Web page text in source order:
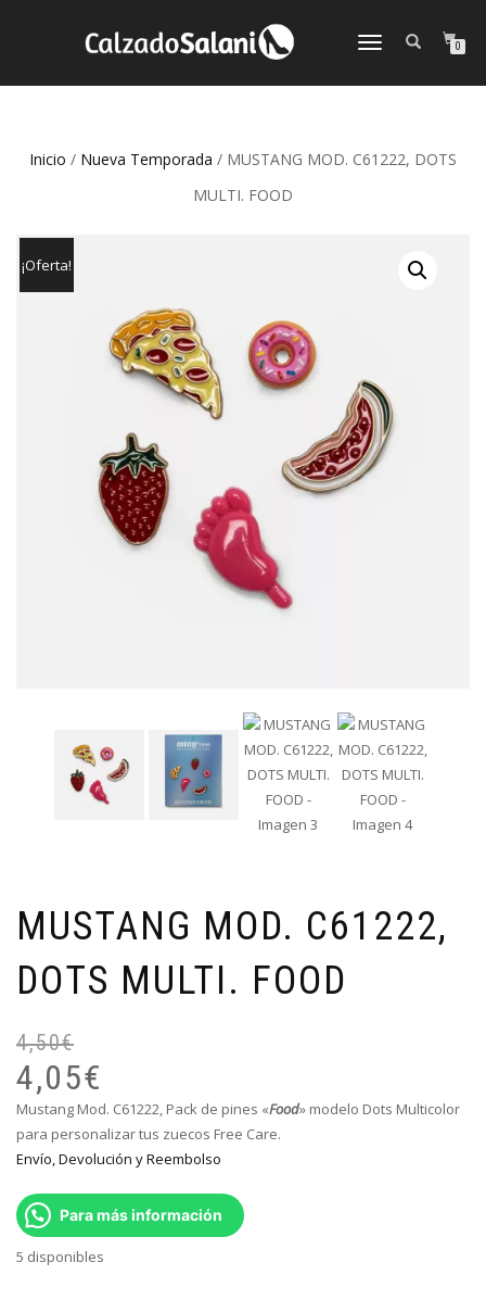
CAMBIAR
0
Inicio / Nueva Temporada / MUSTANG MOD. C61222, DOTS
MULTI. FOOD
¡Oferta!
MUSTANG MOD. C61222,
DOTS MULTI. FOOD
4,50€
4,05€
Mustang Mod. C61222, Pack de pines «Food» modelo Dots Multicolor
para personalizar tus zuecos Free Care.
Envío, Devolución y Reembolso
Para más información
5 disponibles